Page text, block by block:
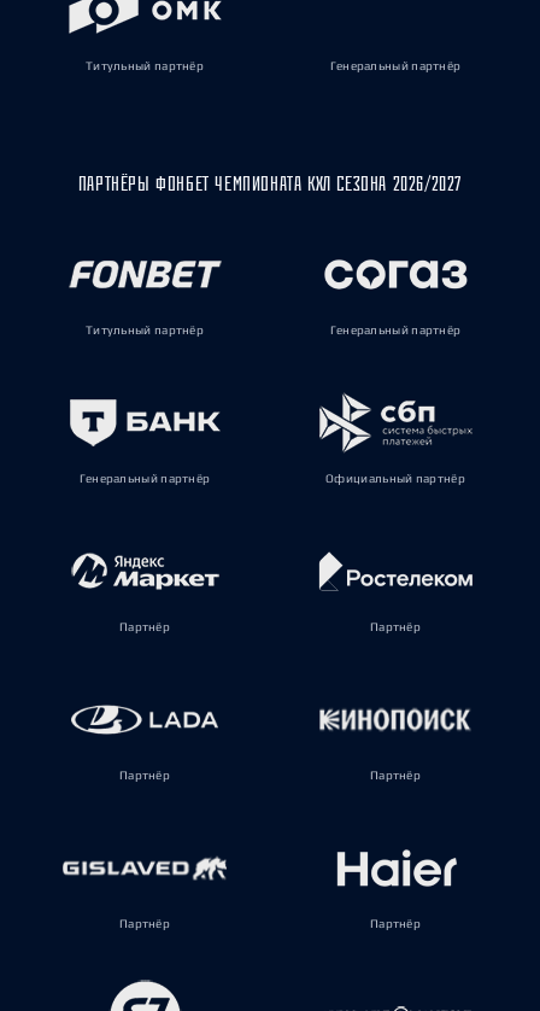
Титульный партнёр Генеральный партнёр
ПАРТНЁРЫ ФОНБЕТ ЧЕМПИОНАТА КХЛ СЕЗОНА 2026/2027
Титульный партнёр Генеральный партнёр
Генеральный партнёр Официальный партнёр
Партнёр Партнёр
Партнёр Партнёр
Партнёр Партнёр